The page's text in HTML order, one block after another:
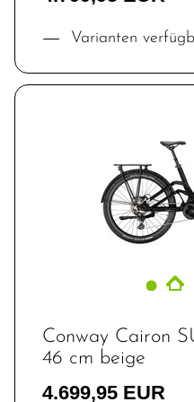
Varianten
Conway Cairon
46 cm beige
4.699,95 EUR